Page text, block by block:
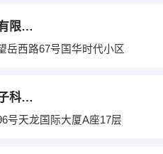
山东锦典新型建材有限公司
岳西路67号国华时代小区
泰安市大通前沿电子科技有限公司
号天龙国际大厦A座17层